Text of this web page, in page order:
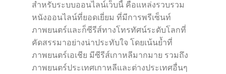
สำหรับระบบออนไลน์เว็บนี้ คือแหล่งรวบรวม
หนังออนไลน์ที่ยอดเยี่ยม ที่มีการพรีเซ็นท์
ภาพยนตร์และก็ซีรีส์ทางโทรทัศน์ระดับโลกที่
คัดสรรมาอย่างน่าประทับใจ โดยเน้นย้ำที่
ภาพยนตร์เอเชีย มีซีรีส์เกาหลีมากมาย รวมถึง
ภาพยนตร์ประเทศเกาหลีและต่างประเทศอื่นๆ